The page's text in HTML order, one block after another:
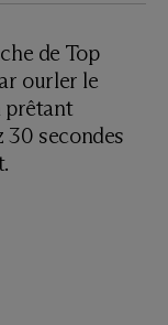
de Top
ourler le
prêtant
secondes